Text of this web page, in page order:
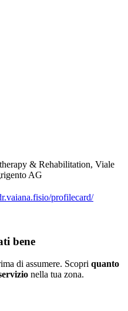
& Rehabilitation, Viale
AG
profilecard/
bene
di assumere. Scopri quanto
nella tua zona.